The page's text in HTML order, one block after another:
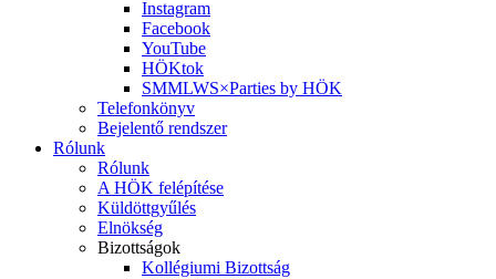
Instagram
Facebook
YouTube
HÖKtok
SMMLWS×Parties by HÖK
Telefonkönyv
Bejelentő rendszer
Rólunk
Rólunk
A HÖK felépítése
Küldöttgyűlés
Elnökség
Bizottságok
Kollégiumi Bizottság